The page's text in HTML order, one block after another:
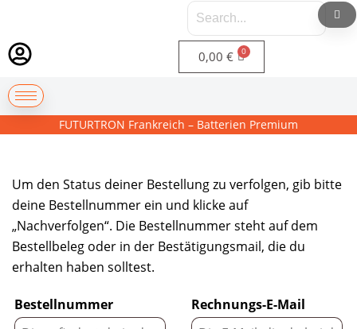
0,00 €
FUTURTRON Frankreich – Batterien Premium
Um den Status deiner Bestellung zu verfolgen, gib bitte
deine Bestellnummer ein und klicke auf
„Nachverfolgen“. Die Bestellnummer steht auf dem
Bestellbeleg oder in der Bestätigungsmail, die du
erhalten haben solltest.
Bestellnummer Rechnungs-E-Mail